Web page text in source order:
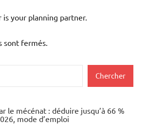
is your planning partner.
sont fermés.
Chercher
le mécénat : déduire jusqu’à 66 %
mode d’emploi